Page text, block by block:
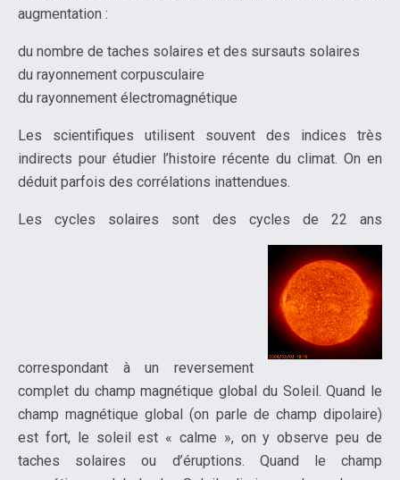
augmentation :
du nombre de taches solaires et des sursauts solaires
du rayonnement corpusculaire
du rayonnement électromagnétique
Les scientifiques utilisent souvent des indices très
indirects pour étudier l’histoire récente du climat. On en
déduit parfois des corrélations inattendues.
Les cycles solaires sont des cycles de 22 ans
correspondant à un reversement
complet du champ magnétique global du Soleil. Quand le
champ magnétique global (on parle de champ dipolaire)
est fort, le soleil est « calme », on y observe peu de
taches solaires ou d’éruptions. Quand le champ